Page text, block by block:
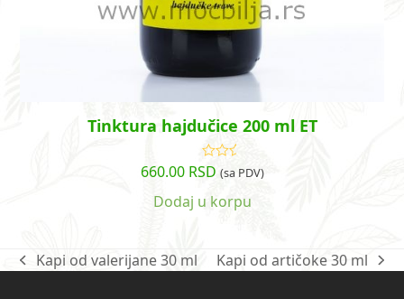
Tinktura hajdučice 200 ml ET
Ocenjeno
sa5.00od
660.00 RSD (sa PDV)
Dodaj u korpu
previous
Kapi od valerijane 30 ml
next
Kapi od artičoke 30 ml